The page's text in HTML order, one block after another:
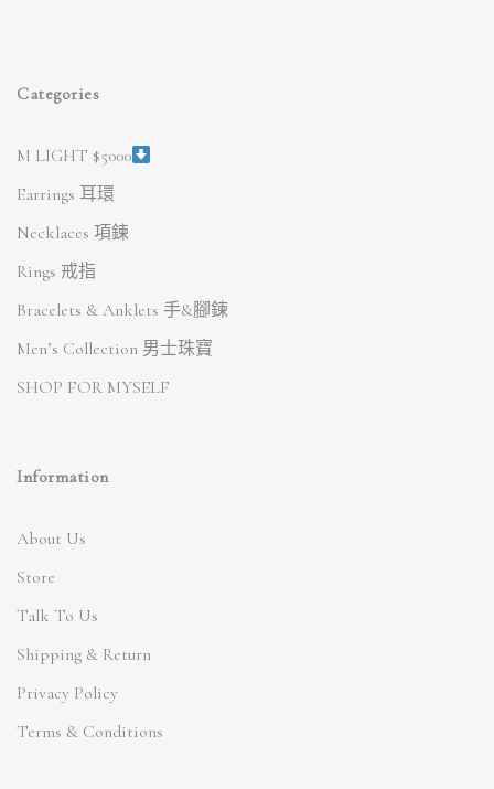
Categories
M LIGHT $5000
Earrings 耳環
Necklaces 項鍊
Rings 戒指
Bracelets & Anklets 手&腳鍊
Men’s Collection 男士珠寶
SHOP FOR MYSELF
Information
About Us
Store
Talk To Us
Shipping & Return
Privacy Policy
Terms & Conditions